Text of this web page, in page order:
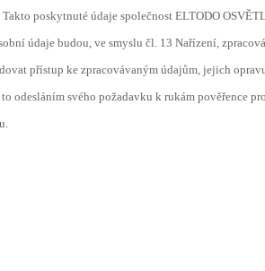
poskytnuté údaje společnost ELTODO
údaje budou, ve smyslu čl. 13 Nařízení,
přístup ke zpracovávaným údajům, jejich
svého požadavku k rukám pověřence